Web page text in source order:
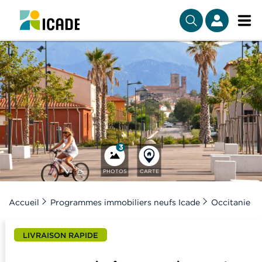
3
PHOTOS CARTE
Accueil Programmes immobiliers neufs Icade Occitanie
LIVRAISON RAPIDE